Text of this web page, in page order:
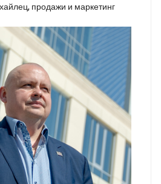
продажи и маркетинг